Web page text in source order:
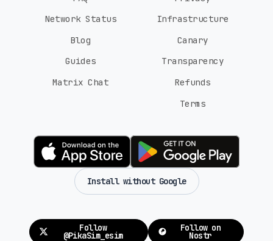
Network Status
Blog
Guides
Matrix Chat
Infrastructure
Canary
Transparency
Refunds
Terms
Install without Google
Follow
@PikaSim_esim
Follow on
Nostr